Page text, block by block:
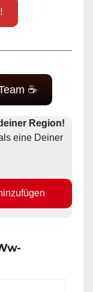
☕
Region!
eine Deiner